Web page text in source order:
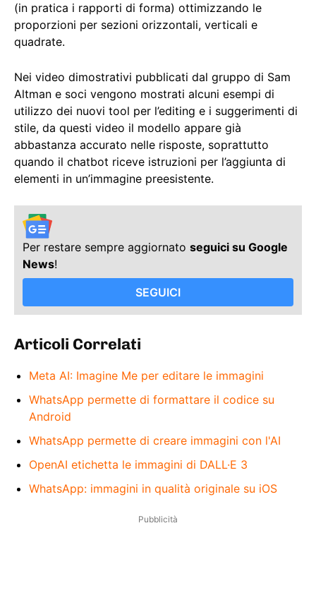
(in pratica i rapporti di forma) ottimizzando le
proporzioni per sezioni orizzontali, verticali e
quadrate.
Nei video dimostrativi pubblicati dal gruppo di Sam
Altman e soci vengono mostrati alcuni esempi di
utilizzo dei nuovi tool per l’editing e i suggerimenti di
stile, da questi video il modello appare già
abbastanza accurato nelle risposte, soprattutto
quando il chatbot riceve istruzioni per l’aggiunta di
elementi in un’immagine preesistente.
Per restare sempre aggiornato seguici su Google
News!
SEGUICI
Articoli Correlati
Meta AI: Imagine Me per editare le immagini
WhatsApp permette di formattare il codice su
Android
WhatsApp permette di creare immagini con l'AI
OpenAI etichetta le immagini di DALL·E 3
WhatsApp: immagini in qualità originale su iOS
Pubblicità